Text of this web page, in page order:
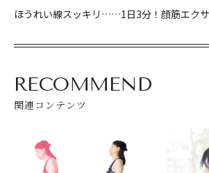
ほうれい線スッキリ……1日3分！顔筋エクサ
RECOMMEND
関連コンテンツ